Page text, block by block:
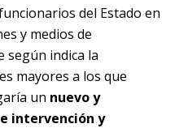
del Estado en
y medios de
según indica la
mayores a los que
un nuevo y
intervención y